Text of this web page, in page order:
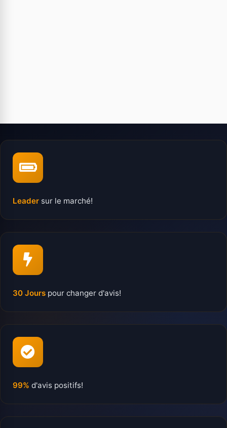
Leader sur le marché!
30 Jours pour changer d'avis!
99% d'avis positifs!